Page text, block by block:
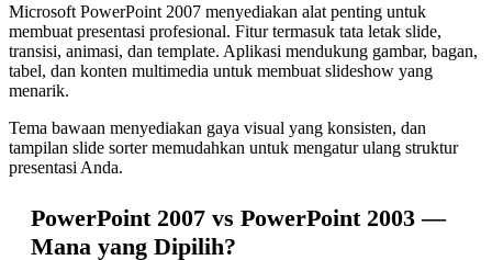
Microsoft PowerPoint 2007 menyediakan alat penting untuk
membuat presentasi profesional. Fitur termasuk tata letak slide,
transisi, animasi, dan template. Aplikasi mendukung gambar, bagan,
tabel, dan konten multimedia untuk membuat slideshow yang
menarik.
Tema bawaan menyediakan gaya visual yang konsisten, dan
tampilan slide sorter memudahkan untuk mengatur ulang struktur
presentasi Anda.
PowerPoint 2007 vs PowerPoint 2003 —
Mana yang Dipilih?